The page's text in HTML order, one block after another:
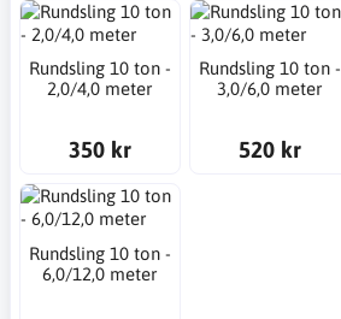
Rundsling 10 ton -
2,0/4,0 meter
350 kr
Rundsling 10 ton -
3,0/6,0 meter
520 kr
Rundsling 10 ton -
6,0/12,0 meter